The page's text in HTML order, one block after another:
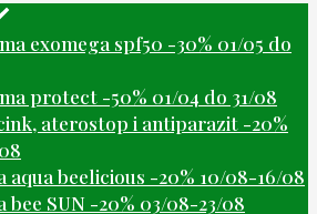
exomega spf50 -30% 01/05 do
protect -50% 01/04 do 31/08
aterostop i antiparazit -20%
aqua beelicious -20% 10/08-16/08
bee SUN -20% 03/08-23/08